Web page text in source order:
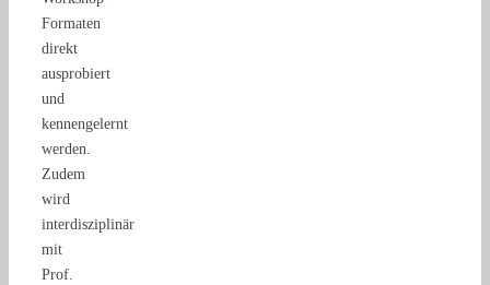
Formaten
direkt
ausprobiert
und
kennengelernt
werden.
Zudem
wird
interdisziplinär
mit
Prof.